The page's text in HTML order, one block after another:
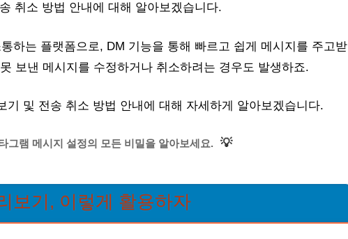
취소 방법 안내에 대해 알아보겠습니다.
하는 플랫폼으로, DM 기능을 통해 빠르고 쉽게 메시지를 주고받
보낸 메시지를 수정하거나 취소하려는 경우도 발생하죠.
기 및 전송 취소 방법 안내에 대해 자세하게 알아보겠습니다.
그램 메시지 설정의 모든 비밀을 알아보세요. 💡
보기, 이렇게 활용하자